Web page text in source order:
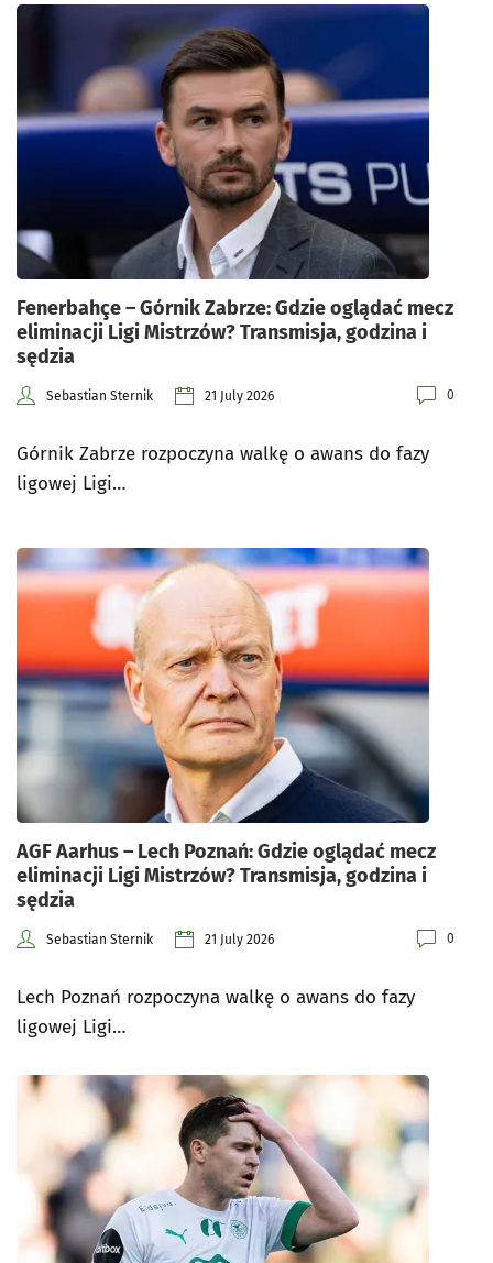
Fenerbahçe – Górnik Zabrze: Gdzie oglądać mecz
eliminacji Ligi Mistrzów? Transmisja, godzina i
sędzia
Sebastian Sternik 21 July 2026 0
Górnik Zabrze rozpoczyna walkę o awans do fazy
ligowej Ligi…
AGF Aarhus – Lech Poznań: Gdzie oglądać mecz
eliminacji Ligi Mistrzów? Transmisja, godzina i
sędzia
Sebastian Sternik 21 July 2026 0
Lech Poznań rozpoczyna walkę o awans do fazy
ligowej Ligi…